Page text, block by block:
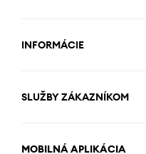
INFORMÁCIE
SLUŽBY ZÁKAZNÍKOM
MOBILNÁ APLIKÁCIA